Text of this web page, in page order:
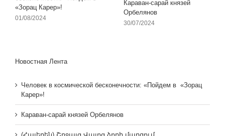
«Зорац Карер»!
01/08/2024
Караван-сарай князей
Орбелянов
30/07/2024
Новостная Лента
Человек в космической бесконечности: «Пойдем в «Зорац
Карер»!
Караван-сарай князей Орбелянов